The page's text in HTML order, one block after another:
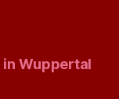
in Wuppertal